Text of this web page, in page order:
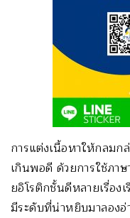
การแต่งเนื้อหาให้กลม
เกินพอดี ด้วยการใช้ภา
ยอิโรติกชั้นดีหลายเรื่อง
มีระดับที่น่าหยิบมาลอง